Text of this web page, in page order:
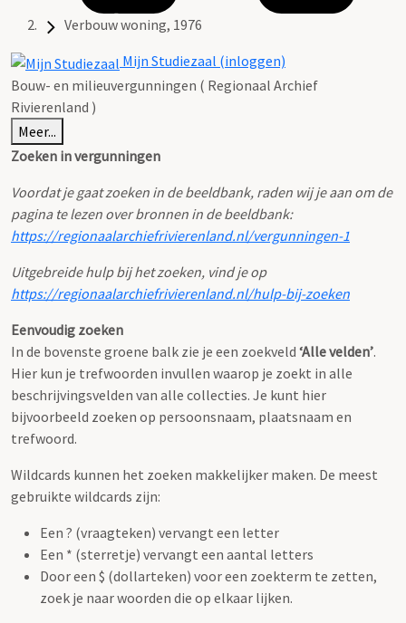
Verbouw woning, 1976
Mijn Studiezaal (inloggen)
Bouw- en milieuvergunningen ( Regionaal Archief
Rivierenland )
Meer...
Zoeken in vergunningen
Voordat je gaat zoeken in de beeldbank, raden wij je aan om de
pagina te lezen over bronnen in de beeldbank:
https://regionaalarchiefrivierenland.nl/vergunningen-1
Uitgebreide hulp bij het zoeken, vind je op
https://regionaalarchiefrivierenland.nl/hulp-bij-zoeken
Eenvoudig zoeken
In de bovenste groene balk zie je een zoekveld ‘Alle velden’.
Hier kun je trefwoorden invullen waarop je zoekt in alle
beschrijvingsvelden van alle collecties. Je kunt hier
bijvoorbeeld zoeken op persoonsnaam, plaatsnaam en
trefwoord.
Wildcards kunnen het zoeken makkelijker maken. De meest
gebruikte wildcards zijn:
Een ? (vraagteken) vervangt een letter
Een * (sterretje) vervangt een aantal letters
Door een $ (dollarteken) voor een zoekterm te zetten,
zoek je naar woorden die op elkaar lijken.